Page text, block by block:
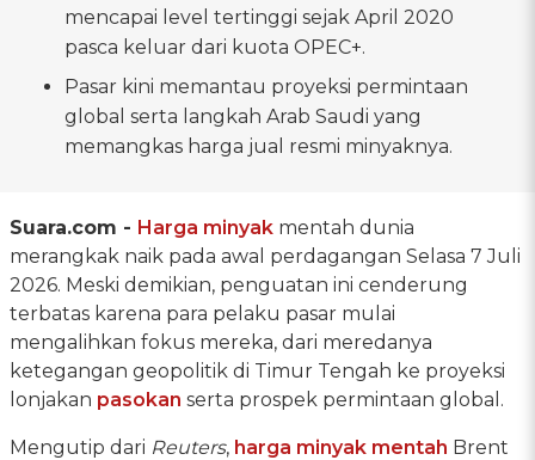
mencapai level tertinggi sejak April 2020
pasca keluar dari kuota OPEC+.
Pasar kini memantau proyeksi permintaan
global serta langkah Arab Saudi yang
memangkas harga jual resmi minyaknya.
Suara.com - Harga minyak mentah dunia
merangkak naik pada awal perdagangan Selasa 7 Juli
2026. Meski demikian, penguatan ini cenderung
terbatas karena para pelaku pasar mulai
mengalihkan fokus mereka, dari meredanya
ketegangan geopolitik di Timur Tengah ke proyeksi
lonjakan pasokan serta prospek permintaan global.
Mengutip dari Reuters, harga minyak mentah Brent